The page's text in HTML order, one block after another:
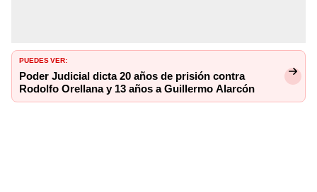
PUEDES VER:
Poder Judicial dicta 20 años de prisión contra
Rodolfo Orellana y 13 años a Guillermo Alarcón